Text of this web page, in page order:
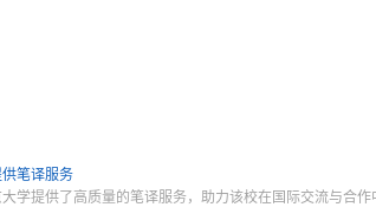
笔译服务
学提供了高质量的笔译服务，助力该校在国际交流与合